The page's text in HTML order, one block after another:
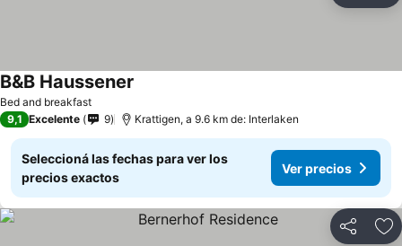
Bed and breakfast
B&B Haussener
9,1 Excelente 9 Krattigen, a 9.6 km de: Interlaken
Seleccioná las fechas para ver los
precios exactos
Ver precios
Compartir